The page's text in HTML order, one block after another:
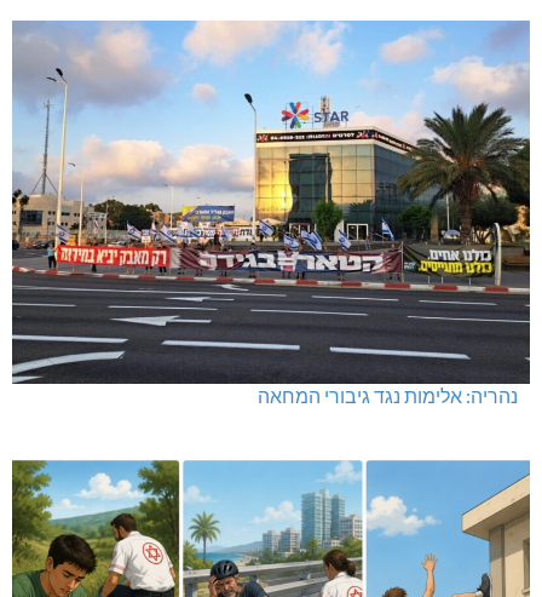
נהריה: אלימות נגד גיבורי המחאה